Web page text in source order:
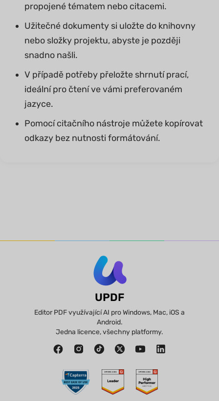
propojené tématem nebo citacemi.
Užitečné dokumenty si uložte do knihovny
nebo složky projektu, abyste je později
snadno našli.
V případě potřeby přeložte shrnutí prací,
ideální pro čtení ve vámi preferovaném
jazyce.
Pomocí citačního nástroje můžete kopírovat
odkazy bez nutnosti formátování.
UPDF
Editor PDF využívající AI pro Windows, Mac, iOS a
Android.
Jedna licence, všechny platformy.